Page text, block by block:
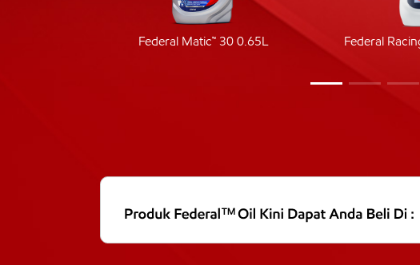
Federal Matic™ 30 0.65L Federal